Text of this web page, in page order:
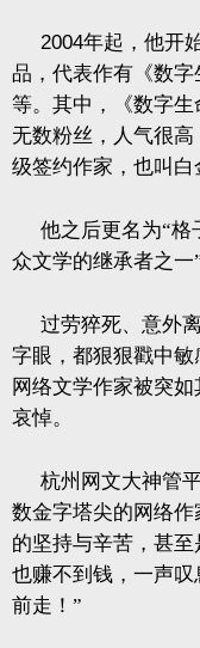
2004年起，他开
品，代表作有《数字
等。其中，《数字
无数粉丝，人气很
级签约作家，也叫白
他之后更名为“格
众文学的继承者之一”
过劳猝死、意外
字眼，都狠狠戳中
网络文学作家被突
哀悼。
杭州网文大神管
数金字塔尖的网络
的坚持与辛苦，甚
也赚不到钱，一声
前走！”